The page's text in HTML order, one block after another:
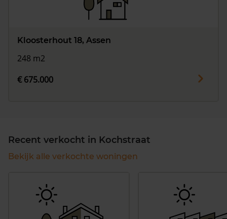
Kloosterhout 18, Assen
248 m2
€ 675.000
Recent verkocht in Kochstraat
Bekijk alle verkochte woningen